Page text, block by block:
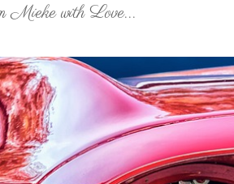
Mieke with Love...